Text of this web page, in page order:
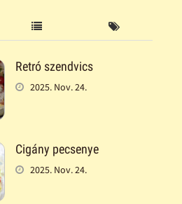
Retró szendvics
2025. Nov. 24.
Cigány pecsenye
2025. Nov. 24.